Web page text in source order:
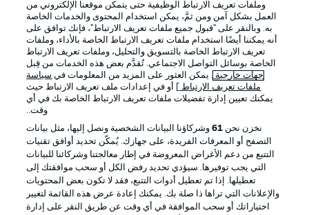
Football as it's meant to be
تطبيق الدوري الألماني
وملفات تعريف الارتباط الوظيفية حتى يتمكن موقعنا الإلكتروني من
العمل بشكل آمن ومن ثمَّ، يمكن استخدام المحتوى والخدمات الخاصة
به. وبالنقر على "قبول جميع ملفات تعريف الارتباط"، فإنك توافق على
أنه يمكننا أيضًا استخدام ملفات تعريف الارتباط الخاصة بالأداء، وملفات
تعريف الارتباط الخاصة بالتسويق والتحليل، وملفات تعريف الارتباط
الخاصة بوسائل التواصل الاجتماعي. تُقدَّم بعض هذه الخدمات من قِبل
جهات خارجية . يمكن العثور على المزيد من المعلومات في سياسة
ملفات تعريف الارتباط
] أو في إعدادات ملف تعريف الارتباط حيث
يمكنك تعيين إدارة تفضيلات ملفات تعريف الارتباط الخاصة بك في أي
وقت..
نخزن نحن 61وشركاؤنا البيانات الشخصية ونصل إليها، مثل بيانات
التصفح أو المعرفات الفريدة، على جهازك. يُمكّن تحديد أوافق تقنيات
التتبع من دعم الأغراض المعروضة في إطار معالجتنا وشركائنا للبيانات
التي يجب توفيرها. سيؤدي تحديد رفض الكل أو سحب موافقتك إلى
تعطيلها. إذا تم تعطيل أدوات التتبع، فقد لا تكون بعض المحتويات
والإعلانات التي تراها ذا صلة بك. يمكنك إعادة عرض هذه القائمة لتغيير
اختياراتك أو سحب الموافقة في أي وقت عن طريق النقر على إدارة